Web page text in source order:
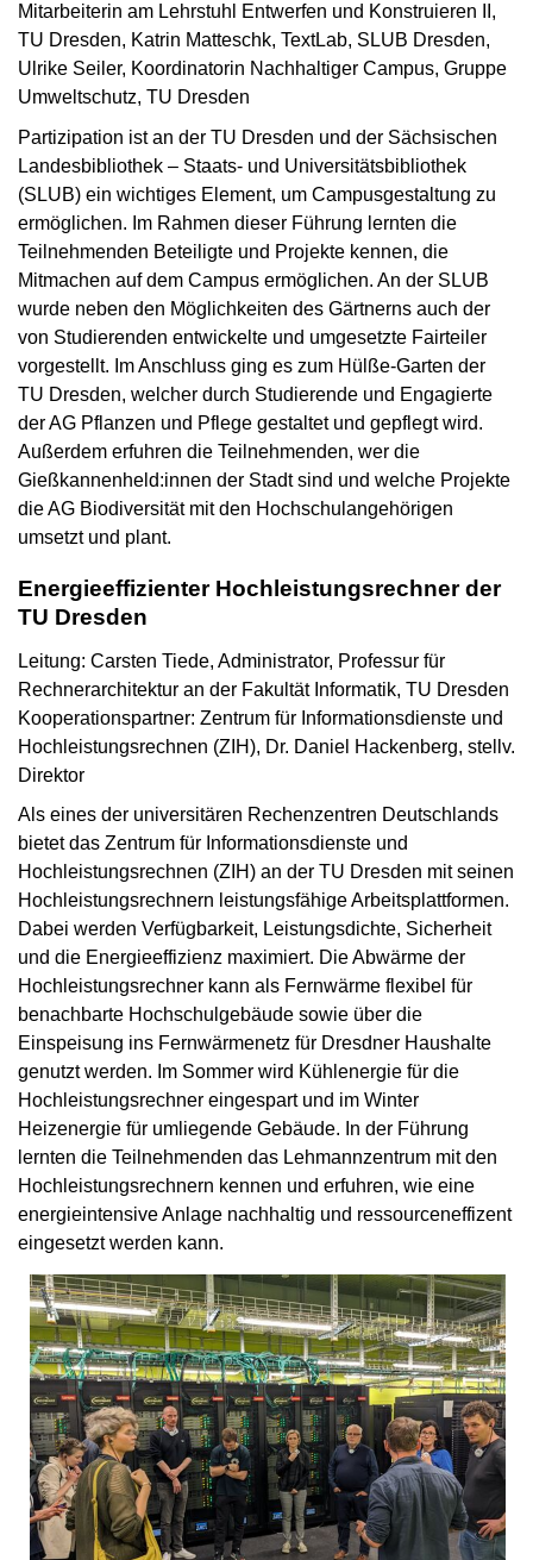
Mitarbeiterin am Lehrstuhl Entwerfen und Konstruieren II,
TU Dresden, Katrin Matteschk, TextLab, SLUB Dresden,
Ulrike Seiler, Koordinatorin Nachhaltiger Campus, Gruppe
Umweltschutz, TU Dresden
Partizipation ist an der TU Dresden und der Sächsischen
Landesbibliothek – Staats- und Universitätsbibliothek
(SLUB) ein wichtiges Element, um Campusgestaltung zu
ermöglichen. Im Rahmen dieser Führung lernten die
Teilnehmenden Beteiligte und Projekte kennen, die
Mitmachen auf dem Campus ermöglichen. An der SLUB
wurde neben den Möglichkeiten des Gärtnerns auch der
von Studierenden entwickelte und umgesetzte Fairteiler
vorgestellt. Im Anschluss ging es zum Hülße-Garten der
TU Dresden, welcher durch Studierende und Engagierte
der AG Pflanzen und Pflege gestaltet und gepflegt wird.
Außerdem erfuhren die Teilnehmenden, wer die
Gießkannenheld:innen der Stadt sind und welche Projekte
die AG Biodiversität mit den Hochschulangehörigen
umsetzt und plant.
Energieeffizienter Hochleistungsrechner der
TU Dresden
Leitung: Carsten Tiede, Administrator, Professur für
Rechnerarchitektur an der Fakultät Informatik, TU Dresden
Kooperationspartner: Zentrum für Informationsdienste und
Hochleistungsrechnen (ZIH), Dr. Daniel Hackenberg, stellv.
Direktor
Als eines der universitären Rechenzentren Deutschlands
bietet das Zentrum für Informationsdienste und
Hochleistungsrechnen (ZIH) an der TU Dresden mit seinen
Hochleistungsrechnern leistungsfähige Arbeitsplattformen.
Dabei werden Verfügbarkeit, Leistungsdichte, Sicherheit
und die Energieeffizienz maximiert. Die Abwärme der
Hochleistungsrechner kann als Fernwärme flexibel für
benachbarte Hochschulgebäude sowie über die
Einspeisung ins Fernwärmenetz für Dresdner Haushalte
genutzt werden. Im Sommer wird Kühlenergie für die
Hochleistungsrechner eingespart und im Winter
Heizenergie für umliegende Gebäude. In der Führung
lernten die Teilnehmenden das Lehmannzentrum mit den
Hochleistungsrechnern kennen und erfuhren, wie eine
energieintensive Anlage nachhaltig und ressourceneffizent
eingesetzt werden kann.